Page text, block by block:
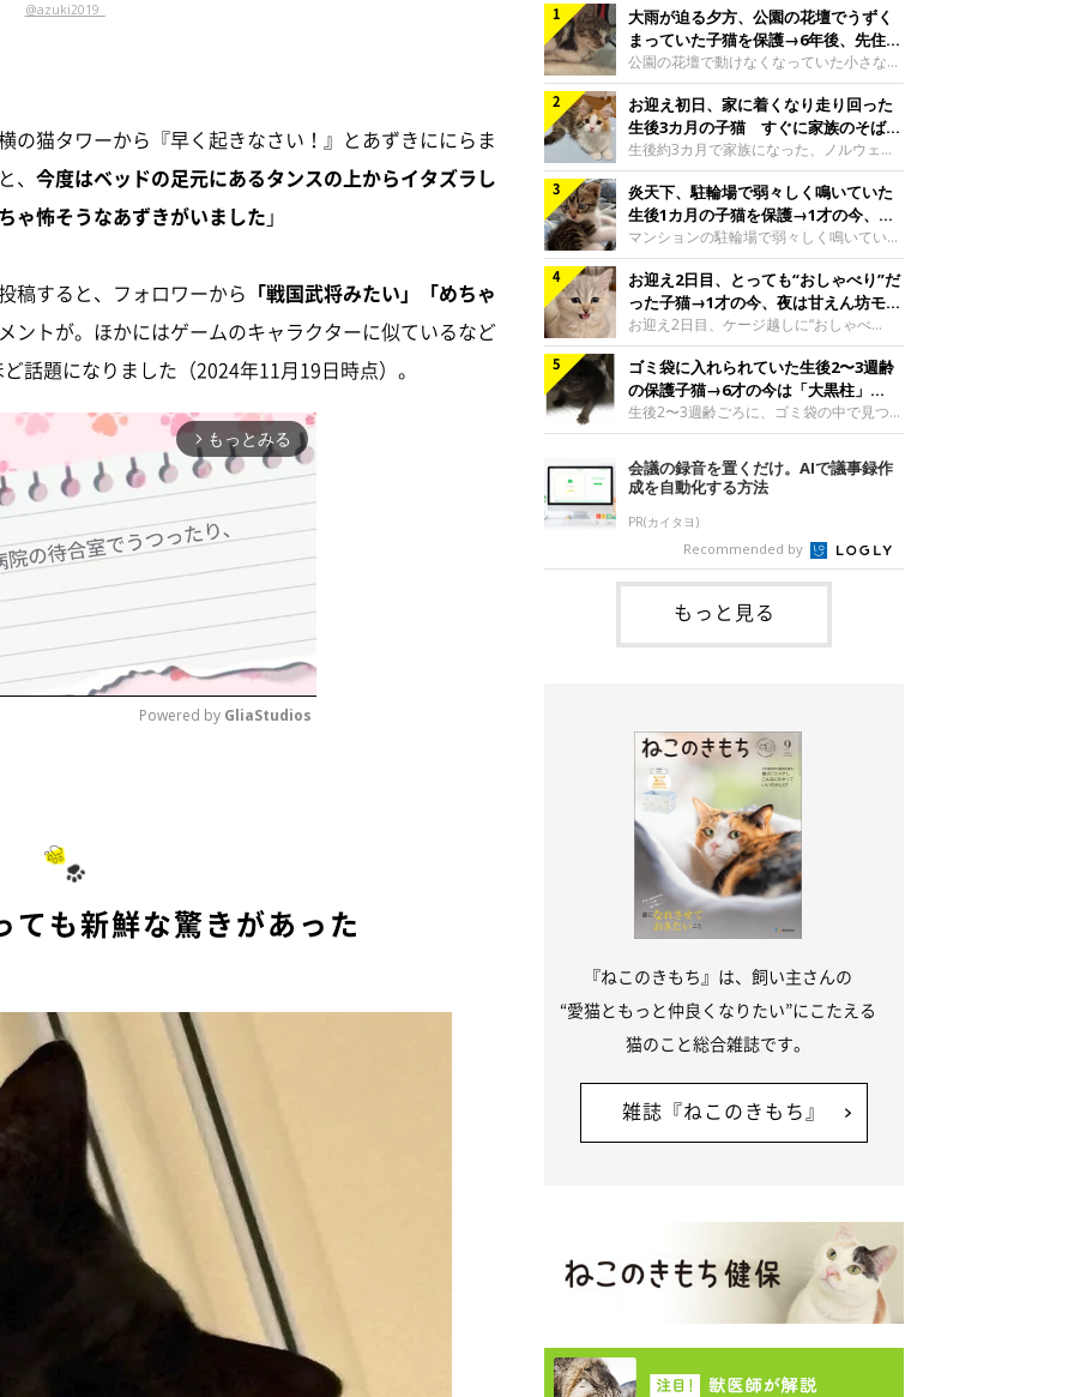
@azuki2019_
の猫タワーから『早く起きなさい！』とあずきににらま
今度はベッドの足元にあるタンスの上からイタズラし
ゃ怖そうなあずきがいました 」
稿すると、フォロワーから 「戦国武将みたい」「めちゃ
ントが。ほかにはゲームのキャラクターに似ているなど
話題になりました（2024年11月19日時点）。
arrow_forward_ios もっとみる
Powered by GliaStudios
ても新鮮な驚きがあった
大雨が迫る夕方、公園の花壇でうずく
まっていた子猫を保護→6年後、先住猫
と“姉妹”のような関係に
公園の花壇で動けなくなっていた小さな子
猫。家族に迎えられてから6年、先住猫と
の間には深い絆が育まれていました。保護
当時のティダちゃん。
@muumuu62197189紹介するのは、
X（旧Twitter）ユーザー
@muumuu62197189さんの愛猫・ティダ
ちゃん（取材時6才）の成長記録です。こ
ちらは、生後3カ月ごろのティダちゃん。
飼い主さんが出会ったのは、夜から大雨に
なると予報されていた日の夕方でした。花
壇で動けずにいた子猫保護したばかりのテ
ィダちゃん。@muumuu62197189飼い主
さんは、公園の
お迎え初日、家に着くなり走り回った
生後3カ月の子猫 すぐに家族のそばで
落ち着く姿に「迎えてよかった」
生後約3カ月で家族になった、ノルウェー
ジャンフォレストキャットの子猫。お迎え
翌日には、すでに家でくつろぐ様子を見せ
ていました。お迎え翌日、ベッドでうとう
とするむうちゃんお迎え翌日のむうちゃ
ん。@umimugi0304紹介するのは、
Instagramユーザー@umimugi0304さんの
愛猫・むうちゃん（撮影時、生後約3カ月
／ノルウェージャンフォレストキャッ
ト）。こちらは、お迎え翌日に撮影された
一枚。ゴハンをお腹いっぱい食べたむうち
ゃんは眠くなり、飼い主さん夫婦のベッド
でうとうとし始めたのだとか。飼い主さ
炎天下、駐輪場で弱々しく鳴いていた
生後1カ月の子猫を保護→1才の今、筋
肉質でツンデレなコに成長
マンションの駐輪場で弱々しく鳴いてい
た、生後1カ月ほどの子猫。家族に迎えら
れてから1年、体も行動も大きく成長しま
した。炎天下の駐輪場で鳴いていた小さな
子猫保護当時のモモちゃん。@Kingponzu
紹介するのは、X（旧Twitter）ユーザー
@Kingponzuさんの愛猫・モモちゃん（取
材時1才）の成長記録です。こちらは、モ
モちゃんが生後1カ月ごろに撮影された一
枚。飼い主さんの自宅マンションの駐輪場
です。子猫時代のモモちゃん。
@Kingponzuその日は気温が35℃を
お迎え2日目、とっても“おしゃべり”だ
った子猫→1才の今、夜は甘えん坊モー
ドになるコに成長！
お迎え2日目、ケージ越しに“おしゃべ
り”する姿を見せていた子猫。1才になった
今も見せる愛らしい姿にキュンとします。
お迎え2日目、ケージ越しに何かを伝える
ももちゃん“おしゃべり”なももちゃん。
@poocoonyan紹介するのは、Instagram
ユーザー@poocoonyanさんの愛猫・もも
ちゃん（取材時1才／マンチカン）です。
こちらの動画は、ももちゃんが生後2カ月
を過ぎたころ、お迎え2日目に撮影された
もの。新しい環境にゆっくり慣れてもらう
ため、当時はケージの中で過ごしていまし
た。鳴いてアピールするももち
ゴミ袋に入れられていた生後2〜3週齢
の保護子猫→6才の今は「大黒柱」
に！ 美しい黒猫に成長した姿にグッ
とくる
生後2〜3週齢ごろに、ゴミ袋の中で見つか
った小さな命。ミルクから育てられたその
子猫は今、家族に欠かせない存在へと成長
しました。ゴミ袋の中で見つかった、ミニ
モグラのような子猫よちよち歩きをしてい
たころの、生後2〜3週齢ごろのドンちゃ
ん。@doddou_1今回紹介するのは、
X（旧Twitter）ユーザー@doddou_1さん
の愛猫・ドンちゃん（取材時、推定6才／
本名：ドミトリー・ドンスコイ）。ドンち
ゃんは、保護猫でした。ドンちゃんが見つ
かったのは、飼い主さんの姉の勤め先の敷
会議の録音を置くだけ。AIで議事録作
成を自動化する方法
PR(カイタヨ)
Recommended by
もっと見る
『ねこのきもち』は、飼い主さんの
“愛猫ともっと仲良くなりたい”にこたえる
猫のこと総合雑誌です。
雑誌『ねこのきもち』